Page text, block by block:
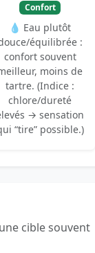
Confort
💧 Eau plutôt
équilibrée :
confort souvent
moins de
tartre. (Indice :
chlore/dureté
→ sensation
“tire” possible.)
cible souvent